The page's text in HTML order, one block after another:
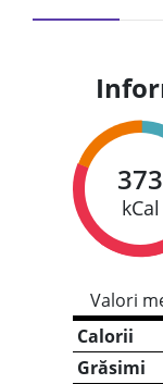
373
kCal
Valori
Calorii
Grăsimi